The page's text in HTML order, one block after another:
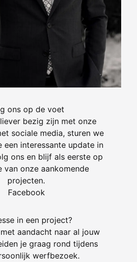
ons op de voet
bezig zijn met onze
sociale media, sturen we
een interessante update in
ons en blijf als eerste op
van onze aankomende
projecten.
Facebook
in een project?
aandacht naar al jouw
je graag rond tijdens
werfbezoek.